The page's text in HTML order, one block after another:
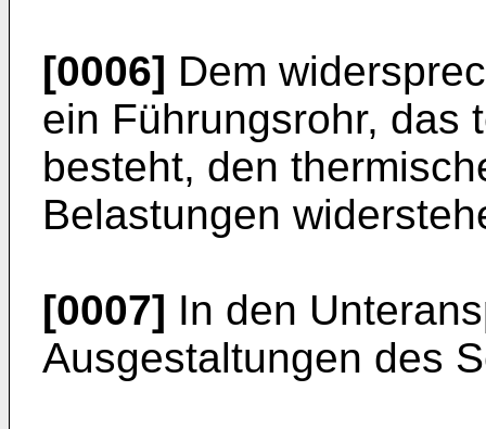
[0006] Dem
ein Führungsrohr, das
besteht, den
Belastungen
[0007] In den
Ausgestaltungen des